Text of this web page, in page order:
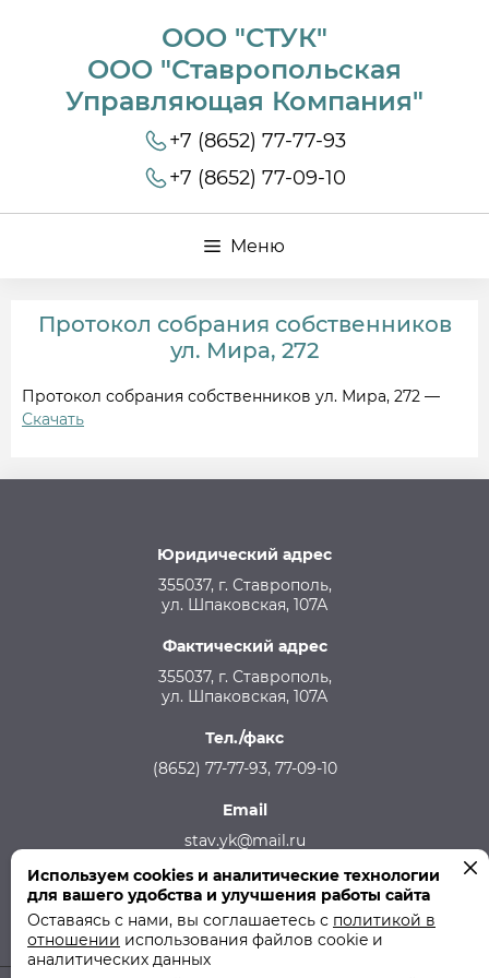
ООО "СТУК"
ООО "Ставропольская
Управляющая Компания"
+7 (8652) 77-77-93
+7 (8652) 77-09-10
Меню
Протокол собрания собственников
ул. Мира, 272
Протокол собрания собственников ул. Мира, 272 —
Скачать
Юридический адрес
355037, г. Ставрополь,
ул. Шпаковская, 107А
Фактический адрес
355037, г. Ставрополь,
ул. Шпаковская, 107А
Тел./факс
(8652) 77-77-93, 77-09-10
Email
stav.yk@mail.ru
Телефон аварийной службы
215-957, 8-928-301-92-08 (круглосуточно)
Используем cookies и аналитические технологии
для вашего удобства и улучшения работы сайта
Оставаясь с нами, вы соглашаетесь с политикой в
отношении использования файлов cookie и
аналитических данных